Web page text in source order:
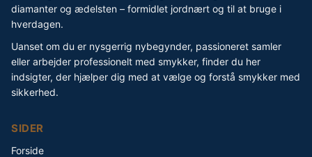
diamanter og ædelsten – formidlet jordnært og til at bruge i
hverdagen.
Uanset om du er nysgerrig nybegynder, passioneret samler
eller arbejder professionelt med smykker, finder du her
indsigter, der hjælper dig med at vælge og forstå smykker med
sikkerhed.
SIDER
Forside